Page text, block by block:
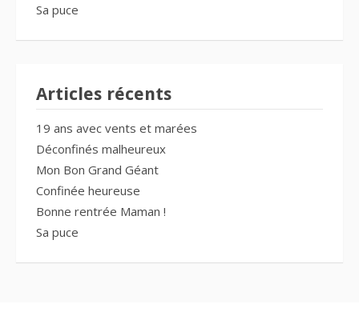
Sa puce
Articles récents
19 ans avec vents et marées
Déconfinés malheureux
Mon Bon Grand Géant
Confinée heureuse
Bonne rentrée Maman !
Sa puce